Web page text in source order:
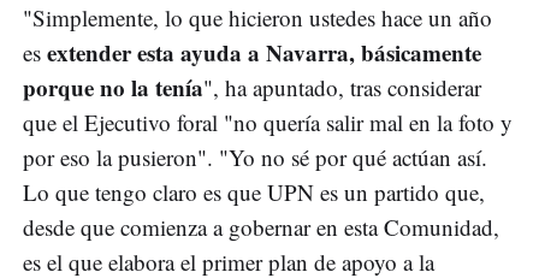
"Simplemente, lo que hicieron ustedes hace un año
es extender esta ayuda a Navarra, básicamente
porque no la tenía", ha apuntado, tras considerar
que el Ejecutivo foral "no quería salir mal en la foto y
por eso la pusieron". "Yo no sé por qué actúan así.
Lo que tengo claro es que UPN es un partido que,
desde que comienza a gobernar en esta Comunidad,
es el que elabora el primer plan de apoyo a la